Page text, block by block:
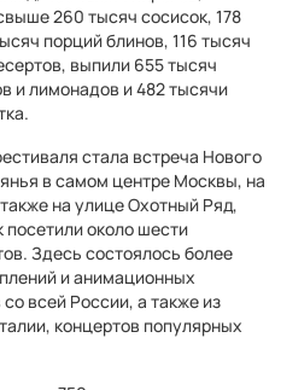
260 тысяч сосисок, 178
порций блинов, 116 тысяч
выпили 655 тысяч
и лимонадов и 482 тысячи
стала встреча Нового
в самом центре Москвы, на
на улице Охотный Ряд,
около шести
Здесь состоялось более
и анимационных
всей России, а также из
концертов популярных